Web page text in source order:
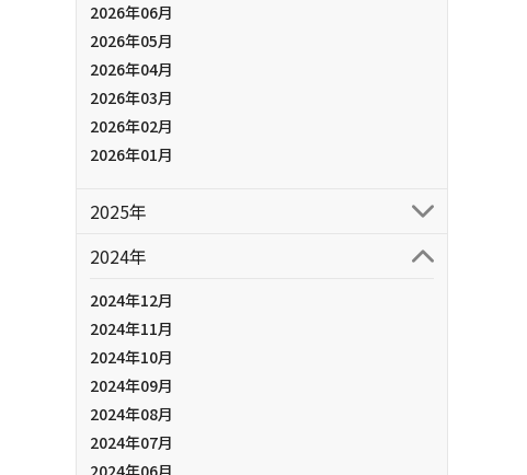
2026年06月
2026年05月
2026年04月
2026年03月
2026年02月
2026年01月
2025年
2024年
2024年12月
2024年11月
2024年10月
2024年09月
2024年08月
2024年07月